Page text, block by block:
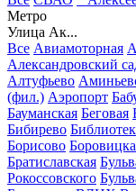
Метро
Улица Ак...
Все Авиамоторная
Александровский
Алтуфьево
(фил.) Аэропорт
Бауманская Беговая
Бибирево
Борисово
Братиславская
Рокоссовского